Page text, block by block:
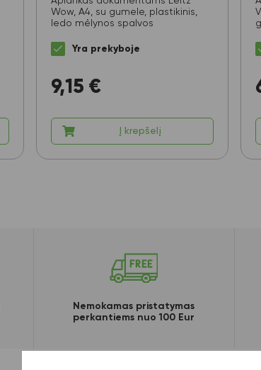
Wow, A4, su gumele, plastikinis,
ledo mėlynos spalvos
Yra prekyboje
9,15 €
Į krepšelį
Nemokamas pristatymas
perkantiems nuo 100 Eur